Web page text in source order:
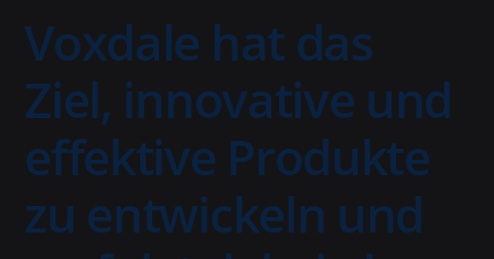
Voxdale hat das
Ziel, innovative und
effektive Produkte
zu entwickeln und